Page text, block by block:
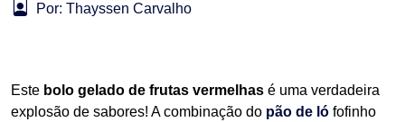
Por: Thayssen Carvalho
Este bolo gelado de frutas vermelhas é uma verdadeira
explosão de sabores! A combinação do pão de ló fofinho